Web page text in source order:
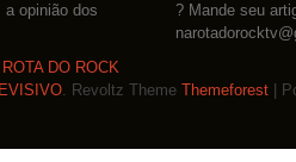
opinião dos
? Mande seu
ROTA DO ROCK
. Revoltz Theme Themeforest |